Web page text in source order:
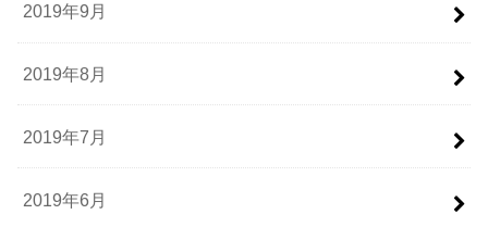
2019年9月
2019年8月
2019年7月
2019年6月